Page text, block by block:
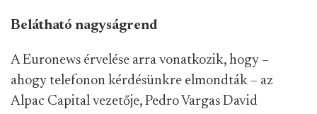
Belátható nagyságrend
A Euronews érvelése arra vonatkozik, hogy –
ahogy telefonon kérdésünkre elmondták – az
Alpac Capital vezetője, Pedro Vargas David